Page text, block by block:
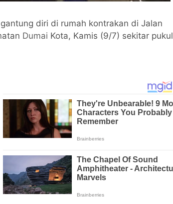
diri di rumah kontrakan di Jalan
Dumai Kota, Kamis (9/7) sekitar pukul